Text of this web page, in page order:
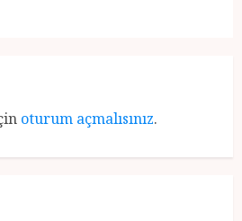
oturum açmalısınız.